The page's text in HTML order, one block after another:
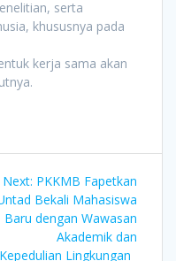
serta
khususnya pada
kerja sama akan
Next: PKKMB Fapetkan
Bekali Mahasiswa
Baru dengan Wawasan
Akademik dan
Kepedulian Lingkungan